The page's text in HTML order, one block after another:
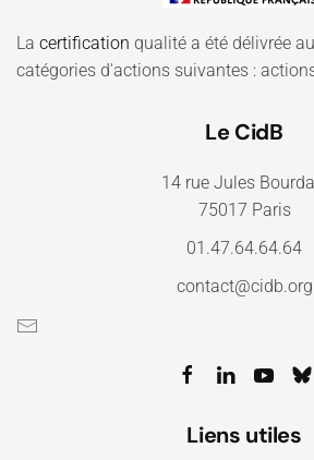
La certification qualité a été délivrée
catégories d'actions suivantes :
Le CidB
14 rue Jules
75017 Paris
01.47.64.64.64
contact@cidb.org
Liens utiles